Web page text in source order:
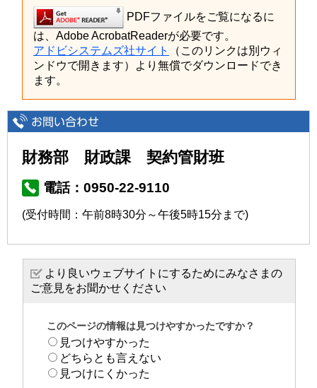
PDFファイルをご覧になるに
は、Adobe AcrobatReaderが必要です。
アドビシステムズ社サイト
（このリンクは別ウィ
ンドウで開きます）より無償でダウンロードでき
ます。
財務部 財政課 契約管財班
電話：0950-22-9110
(受付時間：午前8時30分～午後5時15分まで)
より良いウェブサイトにするためにみなさまの
ご意見をお聞かせください
このページの情報は見つけやすかったですか？
見つけやすかった
どちらとも言えない
見つけにくかった